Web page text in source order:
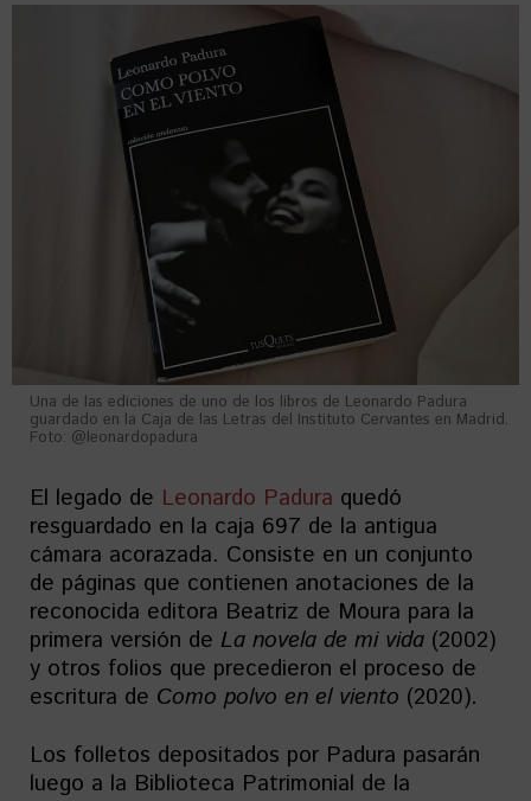
Una de las ediciones de uno de los libros de Leonardo Padura
guardado en la Caja de las Letras del Instituto Cervantes en Madrid.
Foto: @leonardopadura
El legado de Leonardo Padura quedó
resguardado en la caja 697 de la antigua
cámara acorazada. Consiste en un conjunto
de páginas que contienen anotaciones de la
reconocida editora Beatriz de Moura para la
primera versión de La novela de mi vida (2002)
y otros folios que precedieron el proceso de
escritura de Como polvo en el viento (2020).
Los folletos depositados por Padura pasarán
luego a la Biblioteca Patrimonial de la